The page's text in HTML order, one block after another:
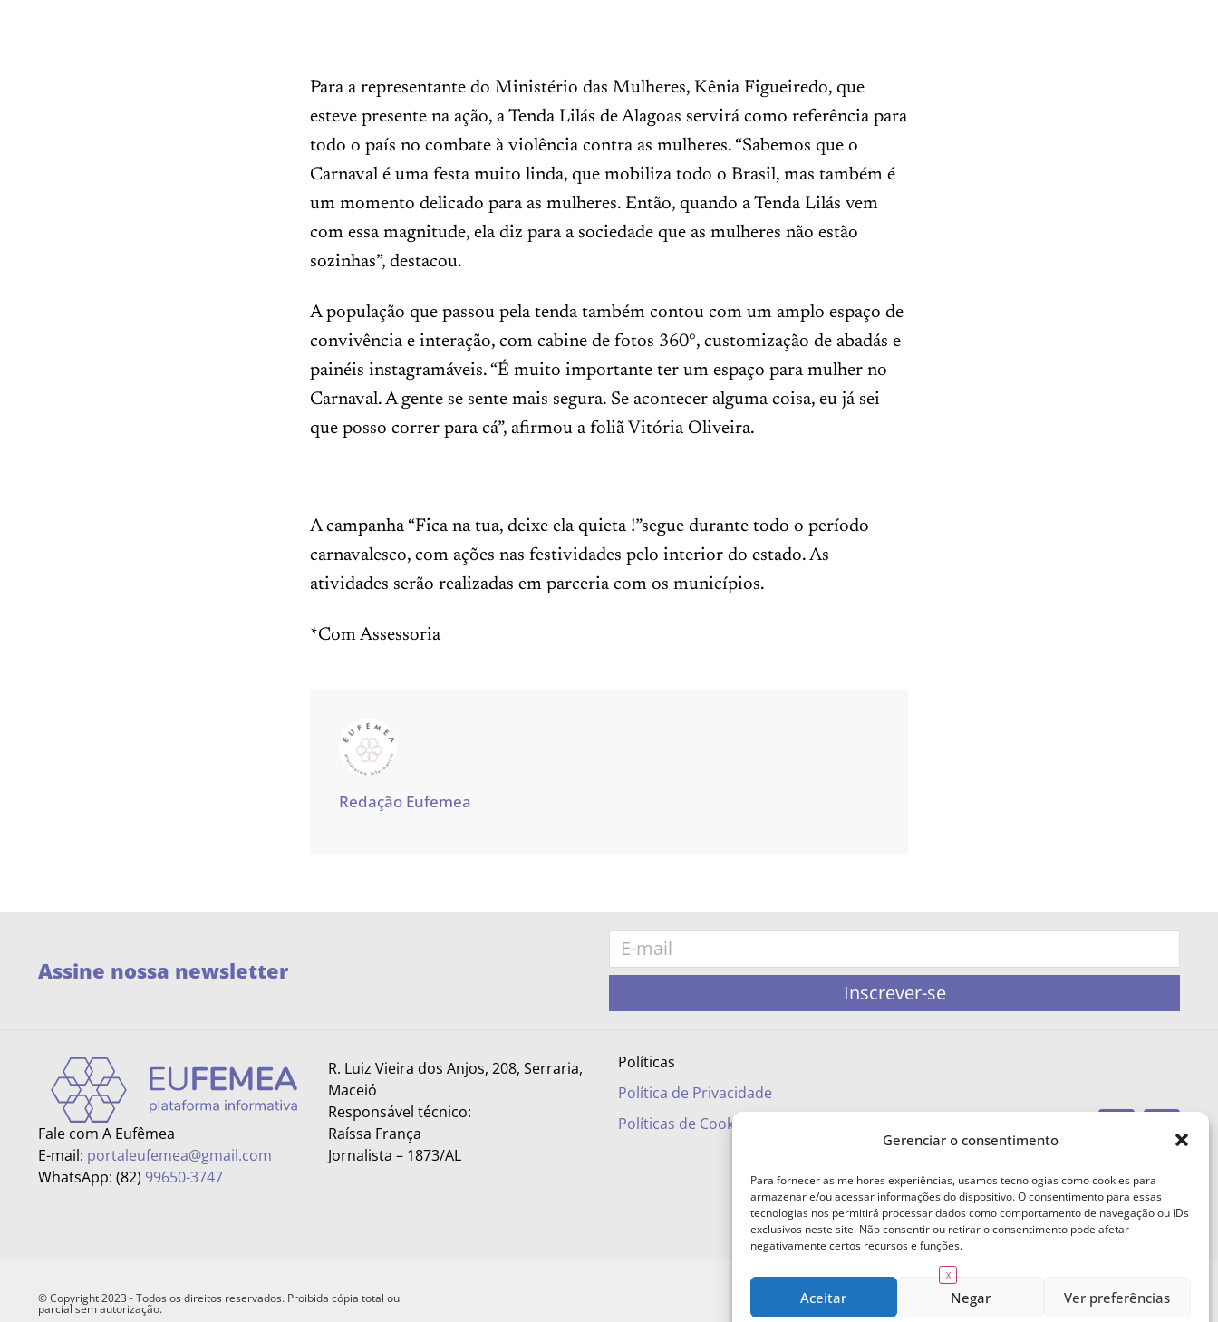
Gerenciar o consentimento
Para fornecer as melhores experiências, usamos tecnologias como cookies para
armazenar e/ou acessar informações do dispositivo. O consentimento para essas
tecnologias nos permitirá processar dados como comportamento de navegação ou IDs
exclusivos neste site. Não consentir ou retirar o consentimento pode afetar
negativamente certos recursos e funções.
Aceitar Negar Ver preferências
Para a representante do Ministério das Mulheres, Kênia Figueiredo, que
esteve presente na ação, a Tenda Lilás de Alagoas servirá como referência para
todo o país no combate à violência contra as mulheres. “Sabemos que o
Carnaval é uma festa muito linda, que mobiliza todo o Brasil, mas também é
um momento delicado para as mulheres. Então, quando a Tenda Lilás vem
com essa magnitude, ela diz para a sociedade que as mulheres não estão
sozinhas”, destacou.
A população que passou pela tenda também contou com um amplo espaço de
convivência e interação, com cabine de fotos 360°, customização de abadás e
painéis instagramáveis. “É muito importante ter um espaço para mulher no
Carnaval. A gente se sente mais segura. Se acontecer alguma coisa, eu já sei
que posso correr para cá”, afirmou a foliã Vitória Oliveira.
A campanha “Fica na tua, deixe ela quieta !”segue durante todo o período
carnavalesco, com ações nas festividades pelo interior do estado. As
atividades serão realizadas em parceria com os municípios.
*Com Assessoria
Redação Eufemea
Assine nossa newsletter
Inscrever-se
Fale com A Eufêmea
E-mail: portaleufemea@gmail.com
WhatsApp: (82) 99650-3747
R. Luiz Vieira dos Anjos, 208, Serraria,
Maceió
Responsável técnico:
Raíssa França
Jornalista – 1873/AL
Políticas
Política de Privacidade
Políticas de Cookies
© Copyright 2023 - Todos os direitos reservados. Proibida cópia total ou
parcial sem autorização.
X